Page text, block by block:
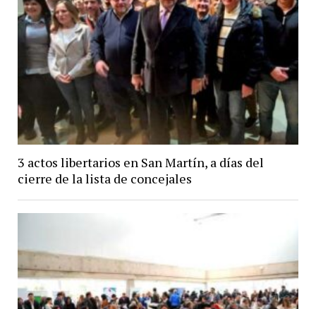
3 actos libertarios en San Martín, a días del
cierre de la lista de concejales